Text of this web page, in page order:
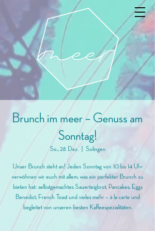
Brunch im meer – Genuss am
Sonntag!
So., 28. Dez.
  |
Solingen
Unser Brunch steht an! Jeden Sonntag von 10 bis 14 Uhr
verwöhnen wir euch mit allem, was ein perfekter Brunch zu
bieten hat: selbstgemachtes Sauerteigbrot, Pancakes, Eggs
Benedict, French Toast und vieles mehr – à la carte und
begleitet von unseren besten Kaffeespezialitäten.